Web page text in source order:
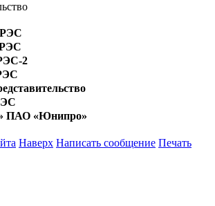
2
ПАО «Юнипро»
Наверх Написать сообщение Печать